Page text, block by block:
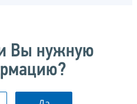
Вы нужную